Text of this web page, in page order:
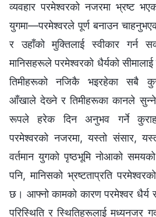
व्यवहार परमेश्‍वरको नजरमा भ्रष्ट
युगमा—परमेश्‍वरले पूर्ण बनाउन
र उहाँको मुक्तिलाई स्वीकार गर्न
मानिसहरूले परमेश्‍वरको धैर्यको
तिमीहरूको नजिकै भइरहेका सबै
आँखाले देख्‍ने र तिमीहरूका कानले सुन्‍ने
रूपले हरेक दिन अनुभव गर्ने
परमेश्‍वरको नजरमा, यस्तो संसार,
वर्तमान युगको पृष्ठभूमि नोआको
पनि, मानिसको भ्रष्टताप्रति
छ। आफ्नो कामको कारण परमेश्‍वर धैर्य
परिस्थिति र स्थितिहरूलाई मध्यनजर